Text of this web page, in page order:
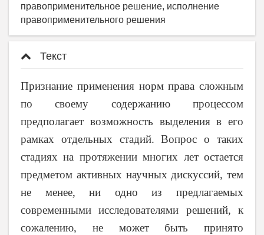
правоприменительное решение, исполнение
правоприменительного решения
Текст
Признание применения норм права сложным
по своему содержанию процессом
предполагает возможность выделения в его
рамках отдельных стадий. Вопрос о таких
стадиях на протяжении многих лет остается
предметом активных научных дискуссий, тем
не менее, ни одно из предлагаемых
современными исследователями решений, к
сожалению, не может быть принято